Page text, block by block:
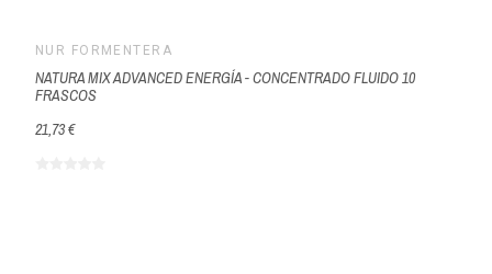
NUR FORMENTERA
NATURA MIX ADVANCED ENERGÍA - CONCENTRADO FLUIDO 10
FRASCOS
21,73 €